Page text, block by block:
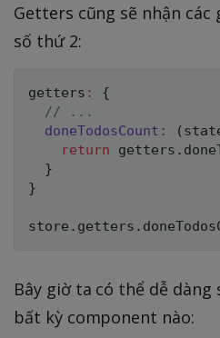
Getters cũng sẽ nhận
số thứ 2:
getters :
{
// ...
doneTodosCount : (
return getters .
}
}
store . getters .
Bây giờ ta có thể dễ
bất kỳ component nào: